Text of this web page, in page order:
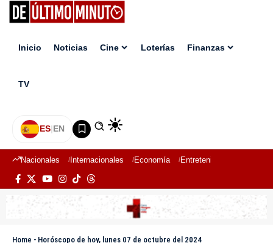
Inicio Noticias Cine Loterías Finanzas
TV
ES|EN
Nacionales Internacionales Economía Entretenimiento
Home - Horóscopo de hoy, lunes 07 de octubre del 2024